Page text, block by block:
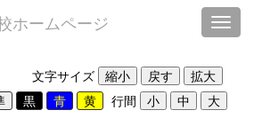
ホームページ
文字サイズ
行間